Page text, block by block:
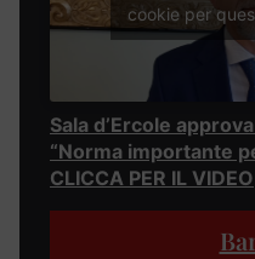
cookie per
Sala d’Ercole
“Norma importante
CLICCA PER IL VIDEO